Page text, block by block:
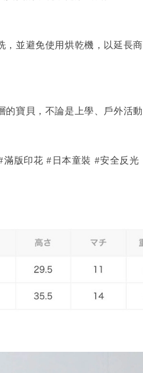
，並避免使用烘乾機，以延長
的寶貝，不論是上學、戶外活
版印花 #日本童裝 #安全反光